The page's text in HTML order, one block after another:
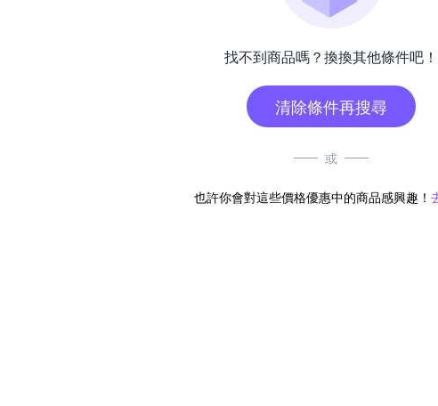
找不到商品嗎？換換其他條件吧！
清除條件再搜尋
或
也許你會對這些價格優惠中的商品感興趣！